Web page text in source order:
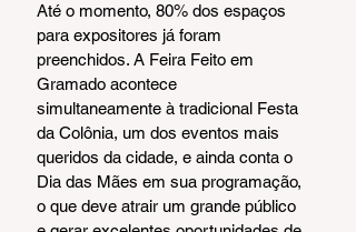
Até o momento, 80% dos espaços
para expositores já foram
preenchidos. A Feira Feito em
Gramado acontece
simultaneamente à tradicional Festa
da Colônia, um dos eventos mais
queridos da cidade, e ainda conta o
Dia das Mães em sua programação,
o que deve atrair um grande público